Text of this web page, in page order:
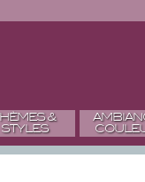
&
STYLES